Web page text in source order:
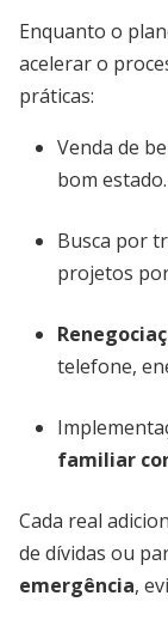
Enquanto o
acelerar o
práticas:
Venda de
bom estado.
Busca por
projetos
telefone,
familiar
Cada real
de dívidas ou
emergência,